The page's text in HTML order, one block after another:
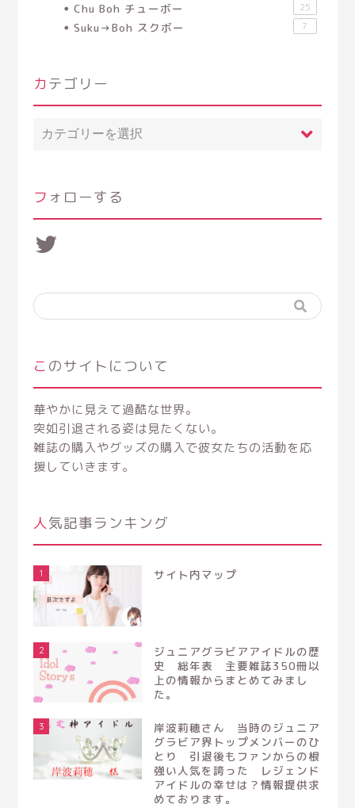
Chu Boh チューボー 25
Suku→Boh スクボー 7
カテゴリー
テ
ー フォローする
Twitter
このサイトについて
華やかに見えて過酷な世界。
突如引退される姿は見たくない。
雑誌の購入やグッズの購入で彼女たちの活動を応
援していきます。
人気記事ランキング
1 サイト内マップ
2
ジュニアグラビアアイドルの歴
史 総年表 主要雑誌350冊以
上の情報からまとめてみまし
た。
3
岸波莉穂さん 当時のジュニア
グラビア界トップメンバーのひ
とり 引退後もファンからの根
強い人気を誇った レジェンド
アイドルの幸せは？情報提供求
めております。